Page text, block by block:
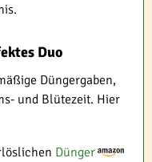
Duo
Düngergaben,
und Blütezeit. Hier
Dünger